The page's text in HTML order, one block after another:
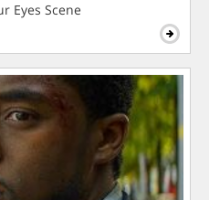
Eyes Scene